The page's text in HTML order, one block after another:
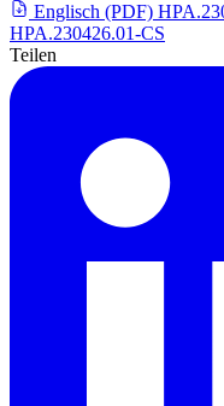
Englisch (PDF)
HPA.230426.01-CS
Teilen